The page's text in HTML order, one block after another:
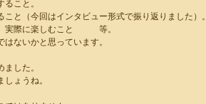
こと。
と（今回はインタビュー形式で振り返りました）。
際に楽しむこと　　　等。
ないかと思っています。
した。
ょうね。